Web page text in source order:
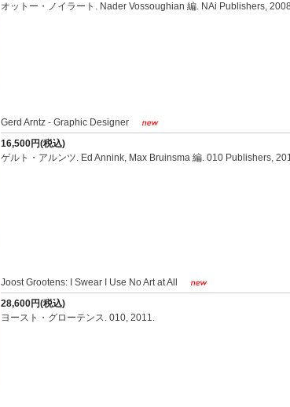
オットー・ノイラート. Nader Vossoughian 編. NAi Publishers,
Gerd Arntz - Graphic Designer
16,500円(税込)
ゲルト・アルンツ. Ed Annink, Max Bruinsma 編. 010 Publishers,
Joost Grootens: I Swear I Use No Art at All
28,600円(税込)
ヨースト・グローテンス. 010, 2011.